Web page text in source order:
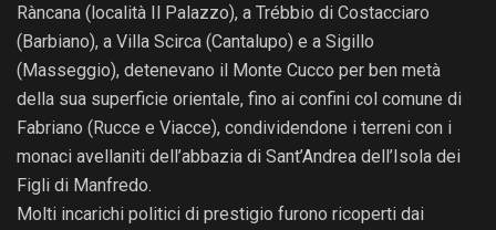
Ràncana (località Il Palazzo), a Trébbio di Costacciaro
(Barbiano), a Villa Scirca (Cantalupo) e a Sigillo
(Masseggio), detenevano il Monte Cucco per ben metà
della sua superficie orientale, fino ai confini col comune di
Fabriano (Rucce e Viacce), condividendone i terreni con i
monaci avellaniti dell’abbazia di Sant’Andrea dell’Isola dei
Figli di Manfredo.
Molti incarichi politici di prestigio furono ricoperti dai